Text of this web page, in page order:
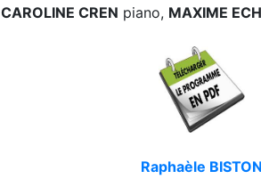
CAROLINE CREN piano, MAXIME
Raphaèle BISTON